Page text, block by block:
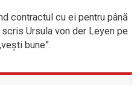
contractul cu ei pentru până
Ursula von der Leyen pe
bune”.